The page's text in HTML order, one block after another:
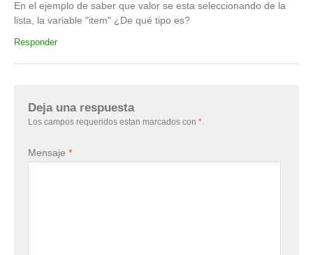
En el ejemplo de saber que valor se esta seleccionando de la
lista, la variable "item" ¿De qué tipo es?
Responder
Deja una respuesta
Los campos requeridos estan marcados con *
Mensaje *